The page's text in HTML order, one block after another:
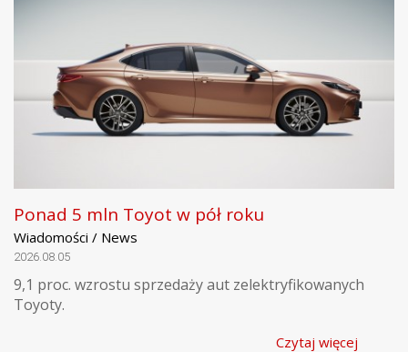
Ponad 5 mln Toyot w pół roku
Wiadomości / News
2026.08.05
9,1 proc. wzrostu sprzedaży aut zelektryfikowanych
Toyoty.
Czytaj więcej